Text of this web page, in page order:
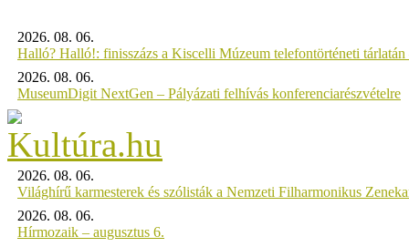
2026. 08. 06.
Halló? Halló!: finisszázs a Kiscelli Múzeum telefontörténeti tárlatán
2026. 08. 06.
MuseumDigit NextGen – Pályázati felhívás konferenciarészvételre
2026. 08. 06.
Világhírű karmesterek és szólisták a Nemzeti Filharmonikus
2026. 08. 06.
Hírmozaik – augusztus 6.